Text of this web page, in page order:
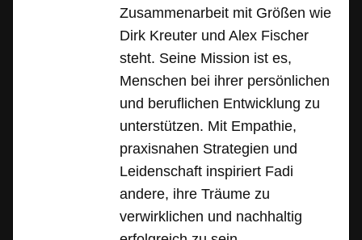
Zusammenarbeit mit Größen wie
Dirk Kreuter und Alex Fischer
steht. Seine Mission ist es,
Menschen bei ihrer persönlichen
und beruflichen Entwicklung zu
unterstützen. Mit Empathie,
praxisnahen Strategien und
Leidenschaft inspiriert Fadi
andere, ihre Träume zu
verwirklichen und nachhaltig